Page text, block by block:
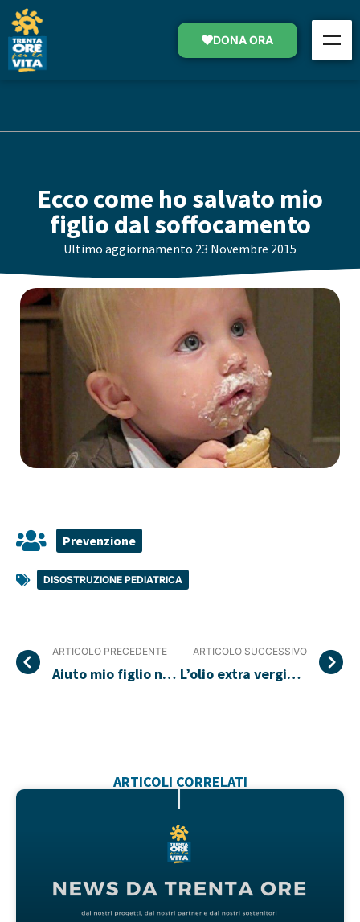
DONA ORA
Ecco come ho salvato mio
figlio dal soffocamento
Ultimo aggiornamento 23 Novembre 2015
Prevenzione
DISOSTRUZIONE PEDIATRICA
ARTICOLO PRECEDENTE
Aiuto mio figlio non mangia
ARTICOLO SUCCESSIVO
L’olio extra vergine di oliva fa bene ai bambini: ecco come sceglierlo
ARTICOLI CORRELATI